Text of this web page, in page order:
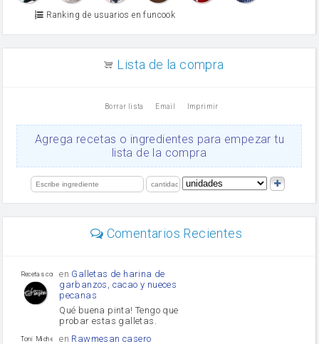
Azúcar moreno
Zumo de limón
arroz
Ajos
salsa de soja
limón
Ranking de usuarios en funcook
Lista de la compra
Borrar lista Email Imprimir
Agrega recetas o ingredientes para empezar tu
lista de la compra
Comentarios Recientes
Recetas con sazon
en Galletas de harina de
garbanzos, cacao y nueces
pecanas
Qué buena pinta! Tengo que
probar estas galletas.
Toni Michel Caubet
en Rawmesan casero